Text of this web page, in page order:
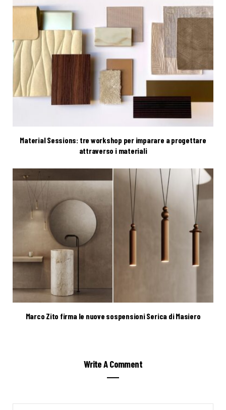
Material Sessions: tre workshop per imparare a progettare
attraverso i materiali
Marco Zito firma le nuove sospensioni Serica di Masiero
Write A Comment